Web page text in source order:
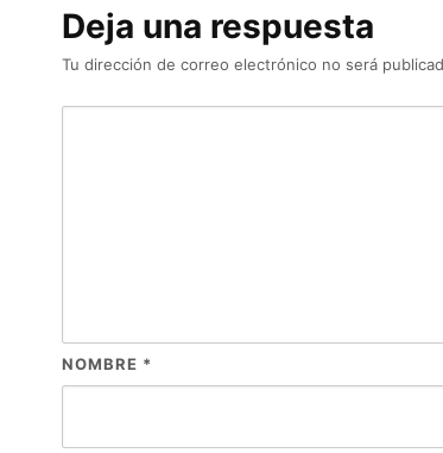
Deja una respuesta
Tu dirección de correo electrónico no será
NOMBRE *